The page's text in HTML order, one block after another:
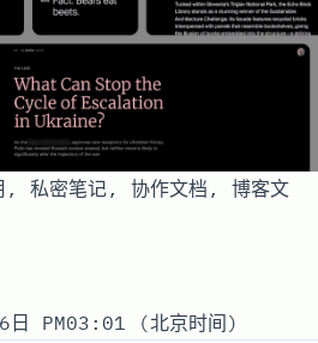
, 私密笔记, 协作文档, 博客文
日 PM03:01 (北京时间)